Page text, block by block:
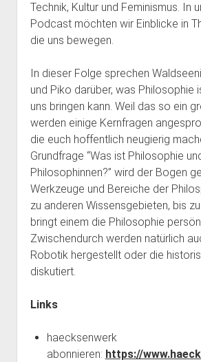
Technik, Kultur und Feminismus. In
Podcast möchten wir Einblicke in
die uns bewegen.
In dieser Folge sprechen
und Piko darüber, was Philosophie
uns bringen kann. Weil das so ein
werden einige Kernfragen
die euch hoffentlich neugierig
Grundfrage “Was ist Philosophie
Philosophinnen?” wird der Bogen
Werkzeuge und Bereiche der
zu anderen Wissensgebieten, bis
bringt einem die Philosophie
Zwischendurch werden natürlich
Robotik hergestellt oder die
diskutiert.
Links
haecksenwerk
abonnieren: https://